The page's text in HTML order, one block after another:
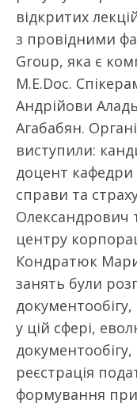
відкритих
з провідними
Group, яка є
М.Е.Doc.
Андрійови
Агабабян.
виступили:
доцент кафедри
справи та
Олександрович
центру
Кондратюк
занять були
у цій сфері,
реєстрація
формування